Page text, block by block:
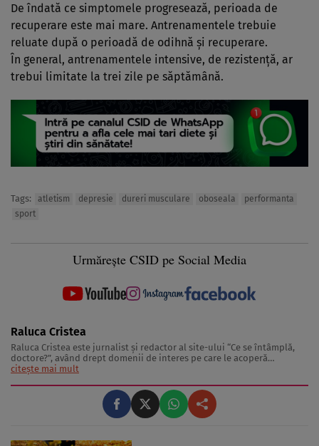
De îndată ce simptomele progresează, perioada de
recuperare este mai mare. Antrenamentele trebuie
reluate după o perioadă de odihnă şi recuperare.
În general, antrenamentele intensive, de rezistenţă, ar
trebui limitate la trei zile pe săptămână.
Tags: atletism depresie dureri musculare oboseala
performanta
sport
Urmărește CSID pe Social Media
Raluca Cristea
Raluca Cristea este jurnalist şi redactor al site-ului “Ce se întâmplă,
doctore?”, având drept domenii de interes pe care le acoperă
sănătatea, frumuseţea şi medicina naturistă. Raluca Cristea realizează
citește mai mult